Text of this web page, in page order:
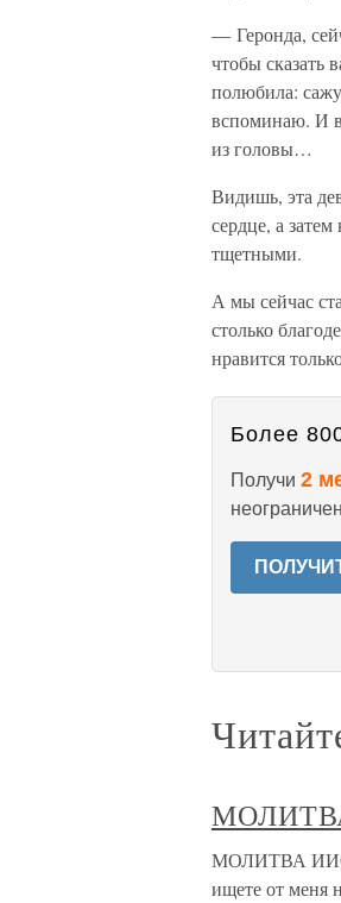
— Геронда,
чтобы сказать
полюбила:
вспоминаю. И
из головы…
Видишь, эта
сердце, а затем
тщетными.
А мы сейчас
столько
нравится
Более
Получи 2
МОЛИТВА
ищете от меня